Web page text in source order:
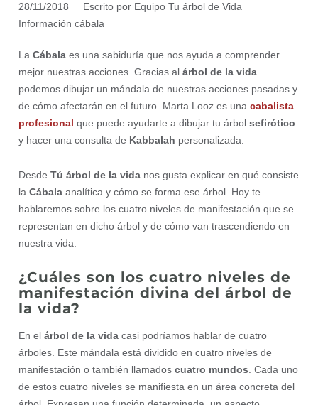
28/11/2018 Escrito por Equipo Tu árbol de Vida
Información cábala
La Cábala es una sabiduría que nos ayuda a comprender
mejor nuestras acciones. Gracias al árbol de la vida
podemos dibujar un mándala de nuestras acciones pasadas y
de cómo afectarán en el futuro. Marta Looz es una cabalista
profesional que puede ayudarte a dibujar tu árbol sefirótico
y hacer una consulta de Kabbalah personalizada.
Desde Tú árbol de la vida nos gusta explicar en qué consiste
la Cábala analítica y cómo se forma ese árbol. Hoy te
hablaremos sobre los cuatro niveles de manifestación que se
representan en dicho árbol y de cómo van trascendiendo en
nuestra vida.
¿Cuáles son los cuatro niveles de
manifestación divina del árbol de
la vida?
En el árbol de la vida casi podríamos hablar de cuatro
árboles. Este mándala está dividido en cuatro niveles de
manifestación o también llamados cuatro mundos. Cada uno
de estos cuatro niveles se manifiesta en un área concreta del